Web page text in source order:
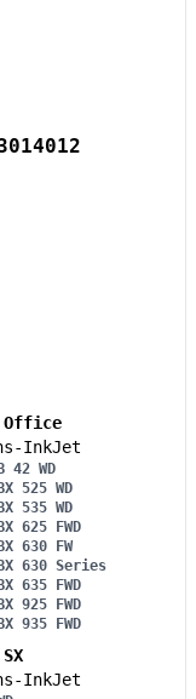
InkJet
42 WD
525 WD
535 WD
625 FWD
630 FW
630 Series
635 FWD
925 FWD
935 FWD
InkJet